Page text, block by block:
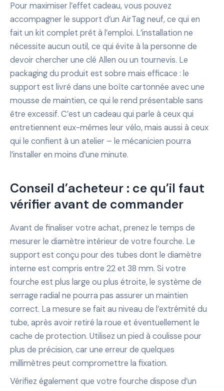
Pour maximiser l’effet cadeau, vous pouvez
accompagner le support d’un AirTag neuf, ce qui en
fait un kit complet prêt à l’emploi. L’installation ne
nécessite aucun outil, ce qui évite à la personne de
devoir chercher une clé Allen ou un tournevis. Le
packaging du produit est sobre mais efficace : le
support est livré dans une boîte cartonnée avec une
mousse de maintien, ce qui le rend présentable sans
être excessif. C’est un cadeau qui parle à ceux qui
entretiennent eux-mêmes leur vélo, mais aussi à ceux
qui le confient à un atelier – le mécanicien pourra
l’installer en moins d’une minute.
Conseil d’acheteur : ce qu’il faut
vérifier avant de commander
Avant de finaliser votre achat, prenez le temps de
mesurer le diamètre intérieur de votre fourche. Le
support est conçu pour des tubes dont le diamètre
interne est compris entre 22 et 38 mm. Si votre
fourche est plus large ou plus étroite, le système de
serrage radial ne pourra pas assurer un maintien
correct. La mesure se fait au niveau de l’extrémité du
tube, après avoir retiré la roue et éventuellement le
cache de protection. Utilisez un pied à coulisse pour
plus de précision, car une erreur de quelques
millimètres peut compromettre la fixation.
Vérifiez également que votre fourche dispose d’un